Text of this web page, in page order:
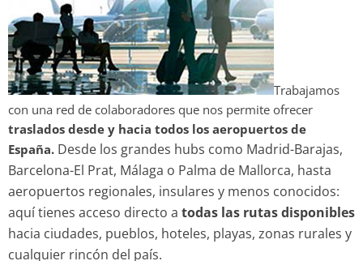
Trabajamos
con una red de colaboradores que nos permite ofrecer
traslados desde y hacia todos los aeropuertos de
España. Desde los grandes hubs como Madrid-Barajas,
Barcelona-El Prat, Málaga o Palma de Mallorca, hasta
aeropuertos regionales, insulares y menos conocidos:
aquí tienes acceso directo a todas las rutas disponibles
hacia ciudades, pueblos, hoteles, playas, zonas rurales y
cualquier rincón del país.